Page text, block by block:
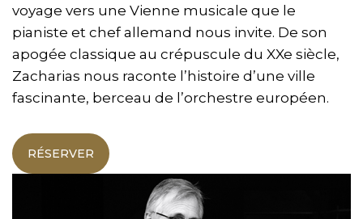
voyage vers une Vienne musicale que le
pianiste et chef allemand nous invite. De son
apogée classique au crépuscule du XXe siècle,
Zacharias nous raconte l’histoire d’une ville
fascinante, berceau de l’orchestre européen.
RÉSERVER